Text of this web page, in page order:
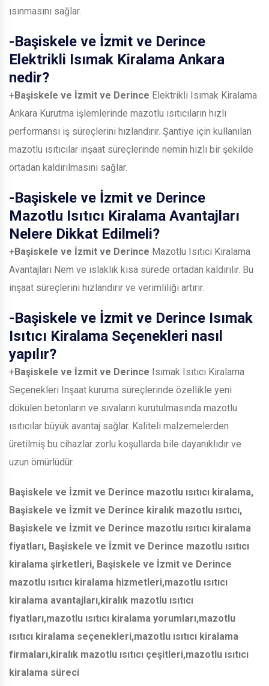
ısınmasını sağlar.
-Başiskele ve İzmit ve Derince
Elektrikli Isımak Kiralama Ankara
nedir?
+Başiskele ve İzmit ve Derince Elektrikli Isımak Kiralama
Ankara Kurutma işlemlerinde mazotlu ısıtıcıların hızlı
performansı iş süreçlerini hızlandırır. Şantiye için kullanılan
mazotlu ısıtıcılar inşaat süreçlerinde nemin hızlı bir şekilde
ortadan kaldırılmasını sağlar.
-Başiskele ve İzmit ve Derince
Mazotlu Isıtıcı Kiralama Avantajları
Nelere Dikkat Edilmeli?
+Başiskele ve İzmit ve Derince Mazotlu Isıtıcı Kiralama
Avantajları Nem ve ıslaklık kısa sürede ortadan kaldırılır. Bu
inşaat süreçlerini hızlandırır ve verimliliği artırır.
-Başiskele ve İzmit ve Derince Isımak
Isıtıcı Kiralama Seçenekleri nasıl
yapılır?
+Başiskele ve İzmit ve Derince Isımak Isıtıcı Kiralama
Seçenekleri Inşaat kuruma süreçlerinde özellikle yeni
dökülen betonların ve sıvaların kurutulmasında mazotlu
ısıtıcılar büyük avantaj sağlar. Kaliteli malzemelerden
üretilmiş bu cihazlar zorlu koşullarda bile dayanıklıdır ve
uzun ömürlüdür.
Başiskele ve İzmit ve Derince mazotlu ısıtıcı kiralama,
Başiskele ve İzmit ve Derince kiralık mazotlu ısıtıcı,
Başiskele ve İzmit ve Derince mazotlu ısıtıcı kiralama
fiyatları, Başiskele ve İzmit ve Derince mazotlu ısıtıcı
kiralama şirketleri, Başiskele ve İzmit ve Derince
mazotlu ısıtıcı kiralama hizmetleri,mazotlu ısıtıcı
kiralama avantajları,kiralık mazotlu ısıtıcı
fiyatları,mazotlu ısıtıcı kiralama yorumları,mazotlu
ısıtıcı kiralama seçenekleri,mazotlu ısıtıcı kiralama
firmaları,kiralık mazotlu ısıtıcı çeşitleri,mazotlu ısıtıcı
kiralama süreci